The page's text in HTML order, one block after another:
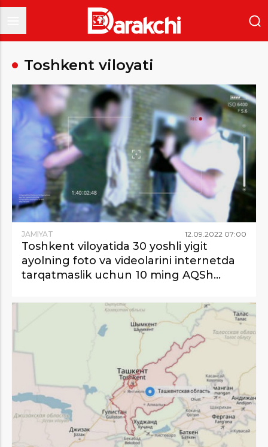
Toshkent viloyati
JAMIYAT 12 09 2022 07:00
Toshkent viloyatida 30 yoshli yigit
ayolning foto va videolarini internetda
tarqatmaslik uchun 10 ming AQSh